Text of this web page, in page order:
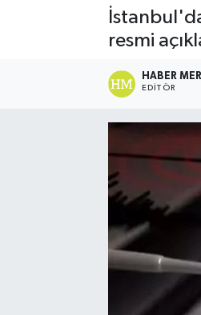
resmi
HABER
EDITÖR
Haber Arşivi